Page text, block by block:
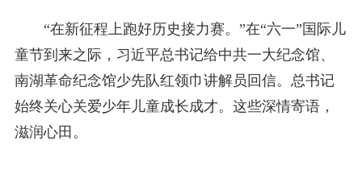
“在新征程上跑好历史接力赛。”在“六一”国际儿
童节到来之际，习近平总书记给中共一大纪念馆、
南湖革命纪念馆少先队红领巾讲解员回信。总书记
始终关心关爱少年儿童成长成才。这些深情寄语，
滋润心田。